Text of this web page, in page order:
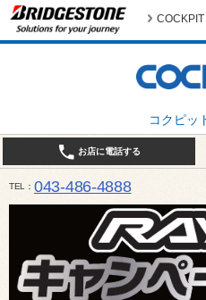
コクピッ
お店に電話する
TEL 043-486-4888
平日9:30～18:30 日・祝日10:00～18:00 最終